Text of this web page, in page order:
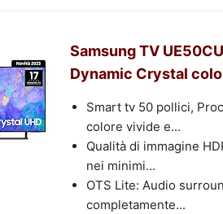
Samsung TV
Dynamic Crystal
Smart tv 50 pollici,
colore vivide e...
Qualità di immagine
nei minimi...
OTS Lite: Audio
completamente...